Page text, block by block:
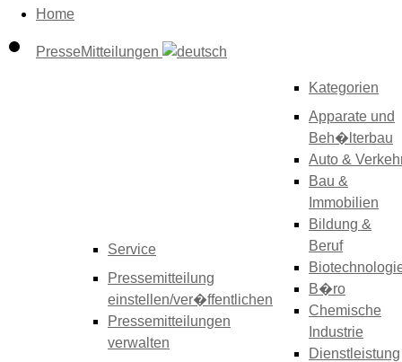
Home
PresseMitteilungen
Service
Pressemitteilung
einstellen/ver�ffentlichen
Pressemitteilungen
verwalten
Kategorien
Apparate und
Beh�lterbau
Auto &
Bau &
Immobilien
Bildung &
Beruf
B�ro
Chemische
Industrie
Dienstleistung